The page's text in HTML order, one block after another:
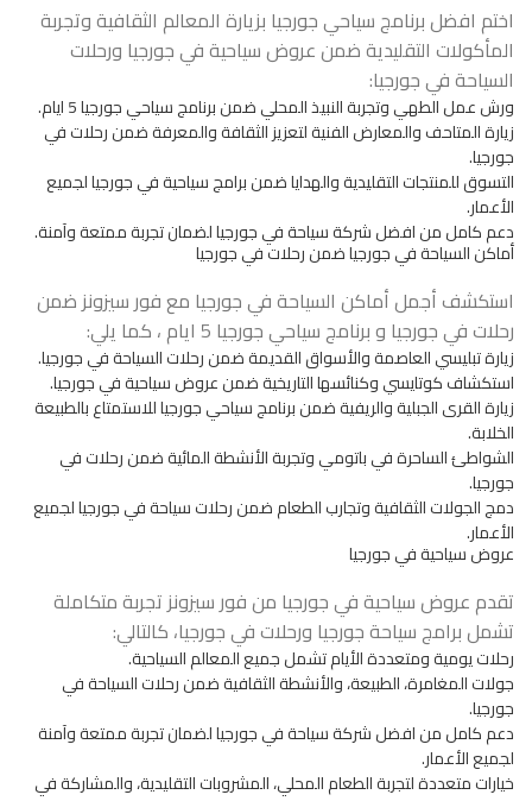
اختم افضل برنامج سياحي جورجيا بزيارة المعالم الثقافية وتجربة
المأكولات التقليدية ضمن عروض سياحية في جورجيا ورحلات
السياحة في جورجيا:
ورش عمل الطهي وتجربة النبيذ المحلي ضمن برنامج سياحي جورجيا 5 ايام.
زيارة المتاحف والمعارض الفنية لتعزيز الثقافة والمعرفة ضمن رحلات في
جورجيا.
التسوق للمنتجات التقليدية والهدايا ضمن برامج سياحية في جورجيا لجميع
الأعمار.
دعم كامل من افضل شركة سياحة في جورجيا لضمان تجربة ممتعة وآمنة.
أماكن السياحة في جورجيا ضمن رحلات في جورجيا
استكشف أجمل أماكن السياحة في جورجيا مع فور سيزونز ضمن
رحلات في جورجيا و برنامج سياحي جورجيا 5 ايام ، كما يلي:
زيارة تبليسي العاصمة والأسواق القديمة ضمن رحلات السياحة في جورجيا.
استكشاف كوتايسي وكنائسها التاريخية ضمن عروض سياحية في جورجيا.
زيارة القرى الجبلية والريفية ضمن برنامج سياحي جورجيا للاستمتاع بالطبيعة
الخلابة.
الشواطئ الساحرة في باتومي وتجربة الأنشطة المائية ضمن رحلات في
جورجيا.
دمج الجولات الثقافية وتجارب الطعام ضمن رحلات سياحة في جورجيا لجميع
الأعمار.
عروض سياحية في جورجيا
تقدم عروض سياحية في جورجيا من فور سيزونز تجربة متكاملة
تشمل برامج سياحة جورجيا ورحلات في جورجيا، كالتالي:
رحلات يومية ومتعددة الأيام تشمل جميع المعالم السياحية.
جولات المغامرة، الطبيعة، والأنشطة الثقافية ضمن رحلات السياحة في
جورجيا.
دعم كامل من افضل شركة سياحة في جورجيا لضمان تجربة ممتعة وآمنة
لجميع الأعمار.
خيارات متعددة لتجربة الطعام المحلي، المشروبات التقليدية، والمشاركة في